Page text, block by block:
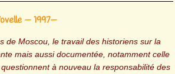
— 1997—
de Moscou, le travail des historiens sur la
mais aussi documentée, notamment celle
à nouveau la responsabilité des